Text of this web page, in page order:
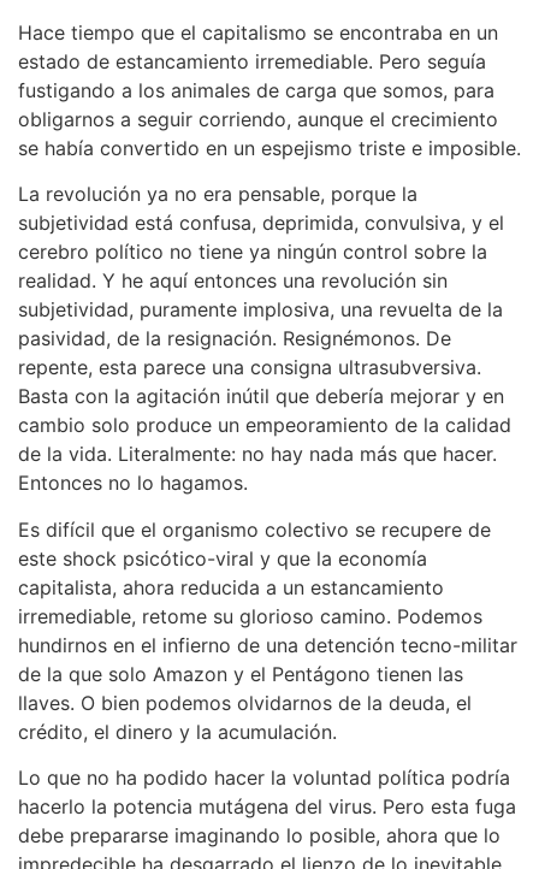
Hace tiempo que el capitalismo se encontraba en un
estado de estancamiento irremediable. Pero seguía
fustigando a los animales de carga que somos, para
obligarnos a seguir corriendo, aunque el crecimiento
se había convertido en un espejismo triste e imposible.
La revolución ya no era pensable, porque la
subjetividad está confusa, deprimida, convulsiva, y el
cerebro político no tiene ya ningún control sobre la
realidad. Y he aquí entonces una revolución sin
subjetividad, puramente implosiva, una revuelta de la
pasividad, de la resignación. Resignémonos. De
repente, esta parece una consigna ultrasubversiva.
Basta con la agitación inútil que debería mejorar y en
cambio solo produce un empeoramiento de la calidad
de la vida. Literalmente: no hay nada más que hacer.
Entonces no lo hagamos.
Es difícil que el organismo colectivo se recupere de
este shock psicótico-viral y que la economía
capitalista, ahora reducida a un estancamiento
irremediable, retome su glorioso camino. Podemos
hundirnos en el infierno de una detención tecno-militar
de la que solo Amazon y el Pentágono tienen las
llaves. O bien podemos olvidarnos de la deuda, el
crédito, el dinero y la acumulación.
Lo que no ha podido hacer la voluntad política podría
hacerlo la potencia mutágena del virus. Pero esta fuga
debe prepararse imaginando lo posible, ahora que lo